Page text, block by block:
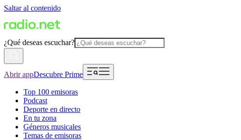
Saltar al contenido
¿Qué deseas escuchar?
Abrir appDescubre Prime
Top 100 emisoras
Podcast
Deporte en directo
En tu zona
Géneros musicales
Temas de emisoras